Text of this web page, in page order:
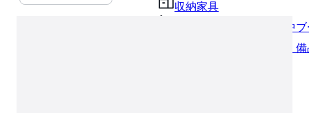
収納家具
パーソナルブース・集中
オフィスアクセサリー・